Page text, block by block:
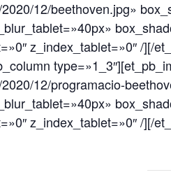
12/beethoven.jpg»
z_index_tablet=»0″ /][/
12/programacio-
z_index_tablet=»0″ /][/